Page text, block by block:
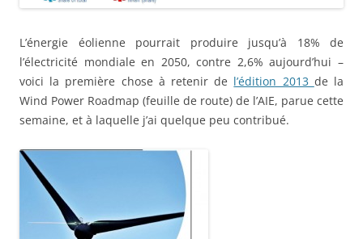
L’énergie éolienne pourrait produire jusqu’à 18% de
l’électricité mondiale en 2050, contre 2,6% aujourd’hui –
voici la première chose à retenir de l’édition 2013 de la
Wind Power Roadmap (feuille de route) de l’AIE, parue cette
semaine, et à laquelle j’ai quelque peu contribué.